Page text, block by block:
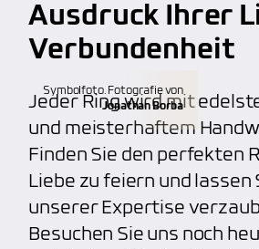
individuelle Gravuren
Anfertigung von individuellen
Ausdruck Ihrer
Verbundenheit
Jeder Ring wird mit
und meisterhaftem
Finden Sie den perfekten
Liebe zu feiern und lassen
unserer Expertise
Besuchen Sie uns noch
Symbolfoto. Fotografie von
Jonathan Borba